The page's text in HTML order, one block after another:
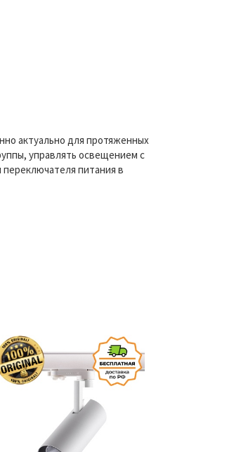
актуально для протяженных
управлять освещением с
питания в